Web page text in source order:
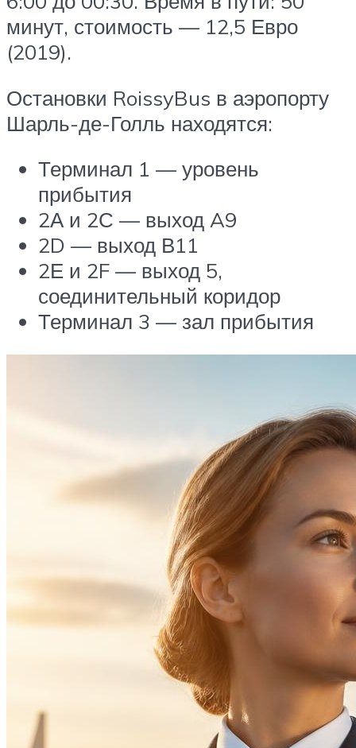
минут, стоимость — 12,5 Евро
(2019).
Остановки RoissyBus в аэропорту
Шарль-де-Голль находятся:
Терминал 1 — уровень
прибытия
2А и 2С — выход A9
2D — выход В11
2Е и 2F — выход 5,
соединительный коридор
Терминал 3 — зал прибытия